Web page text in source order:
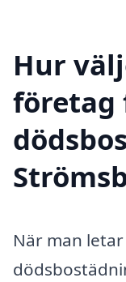
Hur
företag
När man